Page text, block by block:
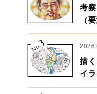
考
（
す
No.
3
描
イ
ん×